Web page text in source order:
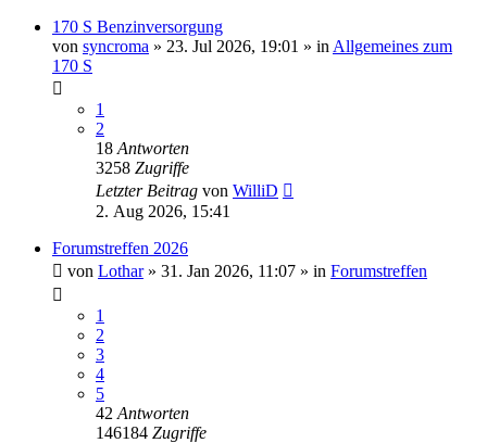
170 S Benzinversorgung
von syncroma » 23. Jul 2026, 19:01 » in Allgemeines zum
170 S
1
2
18 Antworten
3258 Zugriffe
Letzter Beitrag von WilliD
2. Aug 2026, 15:41
Forumstreffen 2026
von Lothar» 31. Jan 2026, 11:07 » in Forumstreffen
1
2
3
4
5
42 Antworten
146184 Zugriffe